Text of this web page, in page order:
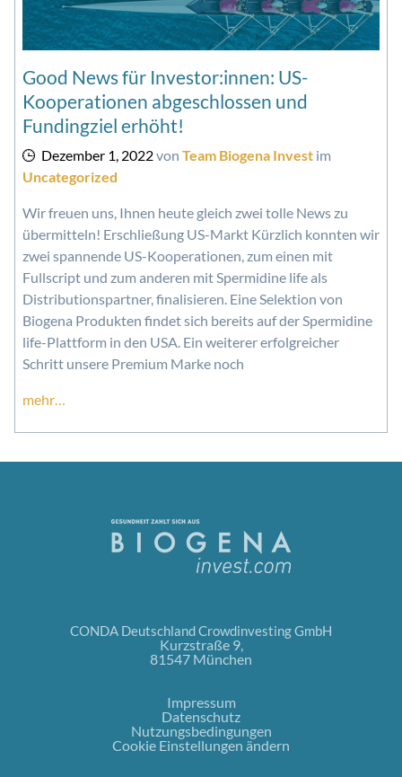
Good News für Investor:innen: US-
Kooperationen abgeschlossen und
Fundingziel erhöht!
Dezember 1, 2022von Team Biogena Invest im
Uncategorized
Wir freuen uns, Ihnen heute gleich zwei tolle News zu
übermitteln! Erschließung US-Markt Kürzlich konnten wir
zwei spannende US-Kooperationen, zum einen mit
Fullscript und zum anderen mit Spermidine life als
Distributionspartner, finalisieren. Eine Selektion von
Biogena Produkten findet sich bereits auf der Spermidine
life-Plattform in den USA. Ein weiterer erfolgreicher
Schritt unsere Premium Marke noch
mehr…
CONDA Deutschland Crowdinvesting GmbH
Kurzstraße 9,
81547 München
Impressum
Datenschutz
Nutzungsbedingungen
Cookie Einstellungen ändern